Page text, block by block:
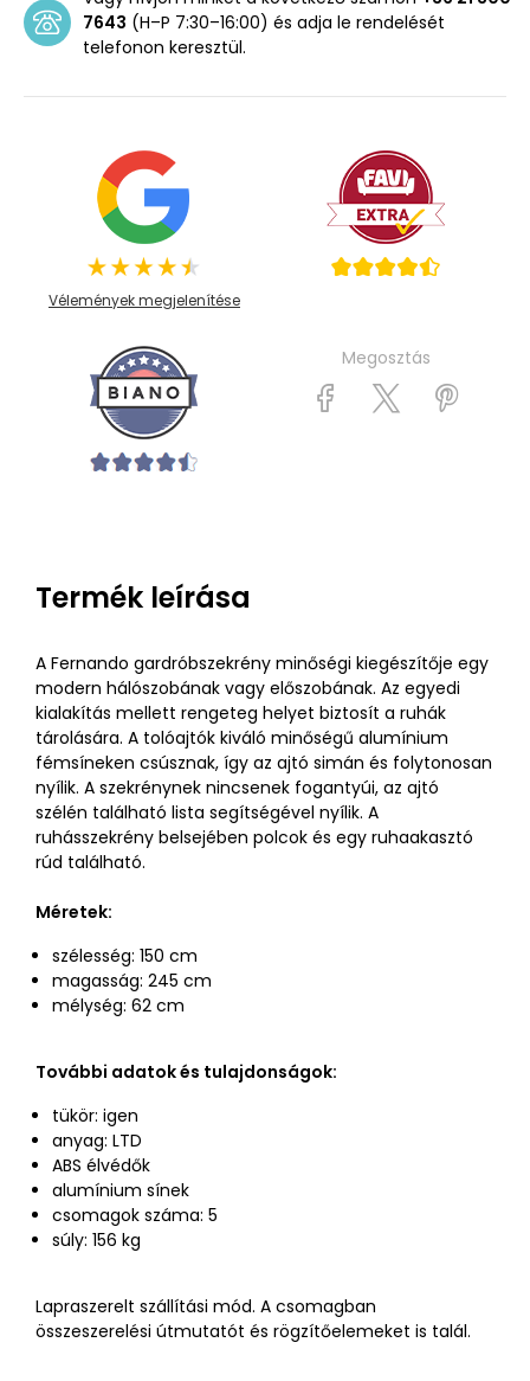
7643 (H–P 7:30–16:00) és adja le rendelését
telefonon keresztül.
Vélemények megjelenítése
Megosztás
Termék leírása
A Fernando gardróbszekrény minőségi kiegészítője egy
modern hálószobának vagy előszobának. Az egyedi
kialakítás mellett rengeteg helyet biztosít a ruhák
tárolására. A tolóajtók kiváló minőségű alumínium
fémsíneken csúsznak, így az ajtó simán és folytonosan
nyílik. A szekrénynek nincsenek fogantyúi, az ajtó
szélén található lista segítségével nyílik. A
ruhásszekrény belsejében polcok és egy ruhaakasztó
rúd található.
Méretek:
szélesség: 150 cm
magasság: 245 cm
mélység: 62 cm
További adatok és tulajdonságok:
tükör: igen
anyag: LTD
ABS élvédők
alumínium sínek
csomagok száma: 5
súly: 156 kg
Lapraszerelt szállítási mód. A csomagban
összeszerelési útmutatót és rögzítőelemeket is talál.